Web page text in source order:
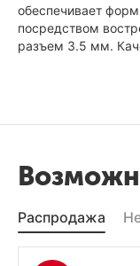
обеспечивает
посредством
разъем 3.5 мм.
Распродажа